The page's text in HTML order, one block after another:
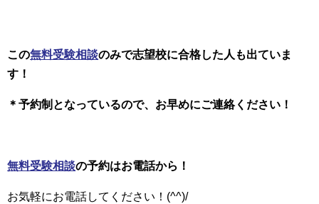
この無料受験相談のみで志望校に合格した人も出ていま
す！
＊予約制となっているので、お早めにご連絡ください！
無料受験相談の予約はお電話から！
お気軽にお電話してください！(^^)/